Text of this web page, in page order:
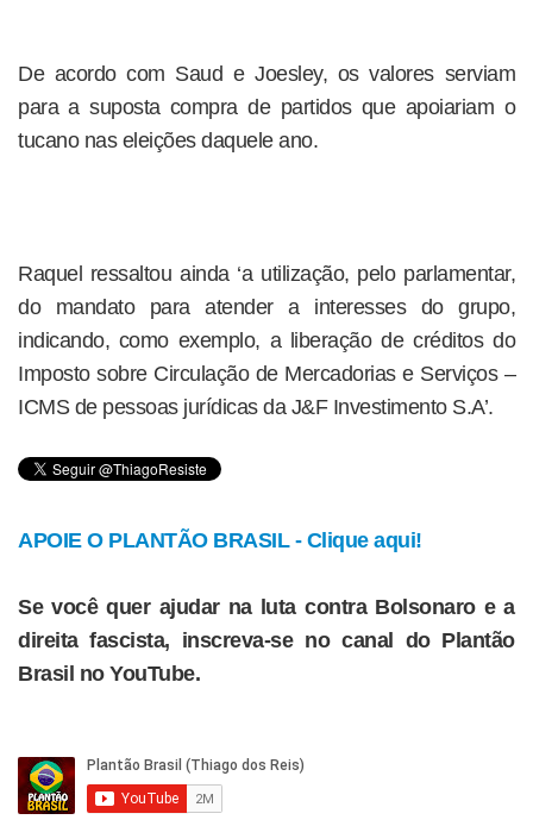
De acordo com Saud e Joesley, os valores serviam
para a suposta compra de partidos que apoiariam o
tucano nas eleições daquele ano.
Raquel ressaltou ainda ‘a utilização, pelo parlamentar,
do mandato para atender a interesses do grupo,
indicando, como exemplo, a liberação de créditos do
Imposto sobre Circulação de Mercadorias e Serviços –
ICMS de pessoas jurídicas da J&F Investimento S.A’.
APOIE O PLANTÃO BRASIL - Clique aqui!
Se você quer ajudar na luta contra Bolsonaro e a
direita fascista, inscreva-se no canal do Plantão
Brasil no YouTube.